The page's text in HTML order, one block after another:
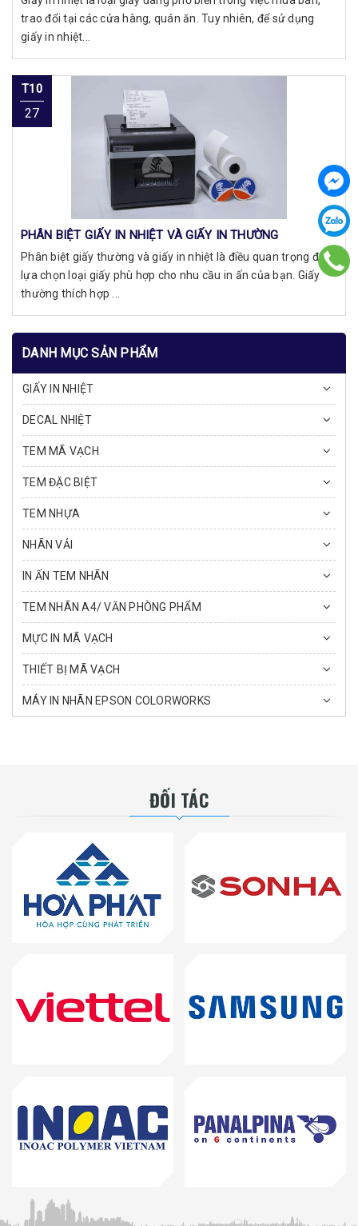
trao đổi tại các cửa hàng, quán ăn. Tuy nhiên, để sử dụng
giấy in nhiệt...
T10
27
PHÂN BIỆT GIẤY IN NHIỆT VÀ GIẤY IN THƯỜNG
Phân biệt giấy thường và giấy in nhiệt là điều quan trọng để
lựa chọn loại giấy phù hợp cho nhu cầu in ấn của bạn. Giấy
thường thích hợp ...
DANH MỤC SẢN PHẨM
GIẤY IN NHIỆT
DECAL NHIỆT
TEM MÃ VẠCH
TEM ĐẶC BIỆT
TEM NHỰA
NHÃN VẢI
IN ẤN TEM NHÃN
TEM NHÃN A4/ VĂN PHÒNG PHẨM
MỰC IN MÃ VẠCH
THIẾT BỊ MÃ VẠCH
MÁY IN NHÃN EPSON COLORWORKS
ĐỐI TÁC